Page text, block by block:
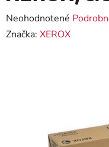
Priemerné
hodnotenie
hviezdičiek.
Neohodnotené
Značka: XEROX